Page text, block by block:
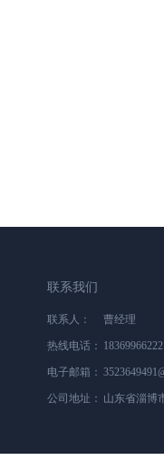
联系我们
联系人： 曹经理
热线电话： 18369966222
电子邮箱：
公司地址： 山东省淄博